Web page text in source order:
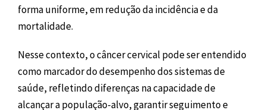
forma uniforme, em redução da incidência e da
mortalidade.
Nesse contexto, o câncer cervical pode ser entendido
como marcador do desempenho dos sistemas de
saúde, refletindo diferenças na capacidade de
alcançar a população-alvo, garantir seguimento e